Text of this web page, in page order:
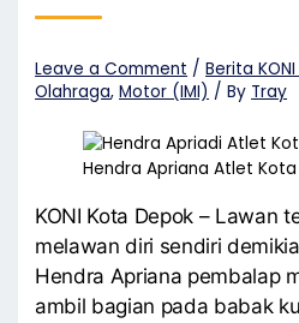
Leave a Comment /Berita
Olahraga,Motor (IMI) / By Tray
Hendra Apriana Atlet
KONI Kota Depok – Lawan
melawan diri sendiri
Hendra Apriana pembalap
ambil bagian pada babak